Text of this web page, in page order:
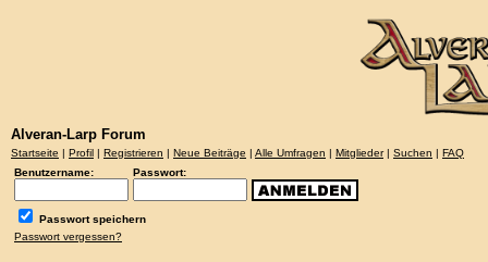
Alveran-Larp Forum
Startseite | Profil | Registrieren | Neue Beiträge | Alle Umfragen | Mitglieder| Suchen | FAQ
Benutzername:
Passwort:
Passwort speichern
Passwort vergessen?